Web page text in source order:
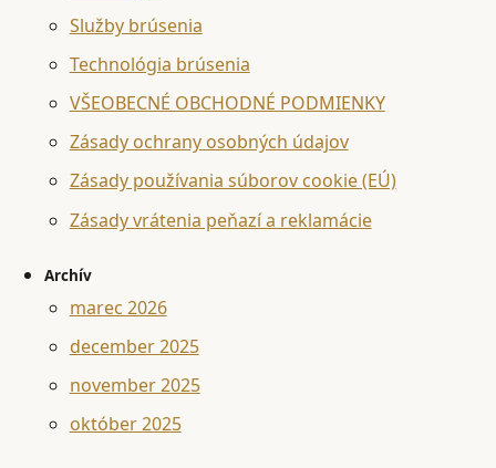
Služby brúsenia
Technológia brúsenia
VŠEOBECNÉ OBCHODNÉ PODMIENKY
Zásady ochrany osobných údajov
Zásady používania súborov cookie (EÚ)
Zásady vrátenia peňazí a reklamácie
Archív
marec 2026
december 2025
november 2025
október 2025